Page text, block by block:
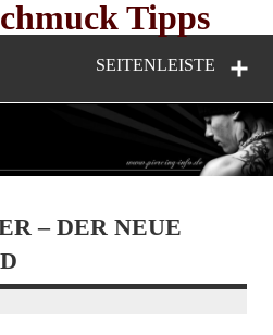
Tipps
SEITENLEISTE
– DER NEUE